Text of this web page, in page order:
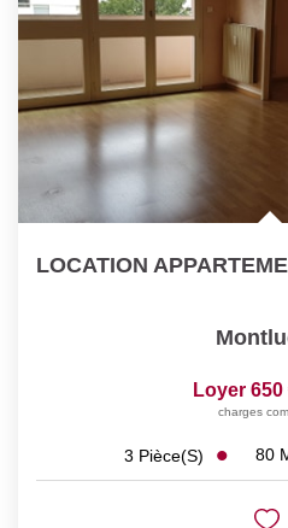
Loyer
charges
3 Pièce(s) 80